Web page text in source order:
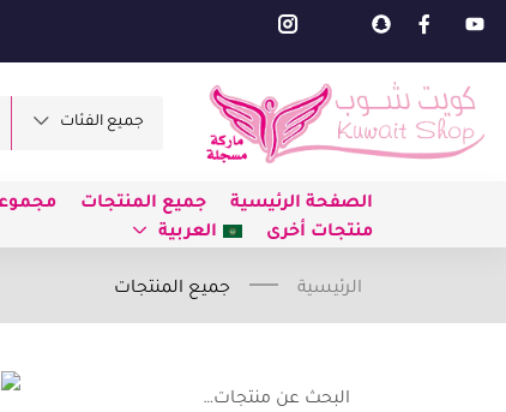
جميع الفئات
الصفحة الرئيسية جميع المنتجات
منتجات أخرى
العربية
الرئيسية جميع المنتجات